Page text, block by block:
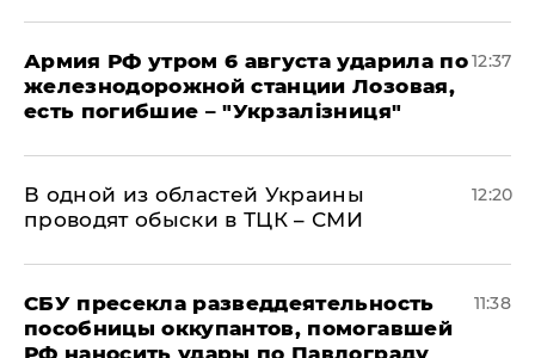
Армия РФ утром 6 августа ударила по
железнодорожной станции Лозовая,
есть погибшие – "Укрзалізниця"
12:37
В одной из областей Украины
проводят обыски в ТЦК – СМИ
12:20
СБУ пресекла разведдеятельность
пособницы оккупантов, помогавшей
11:38